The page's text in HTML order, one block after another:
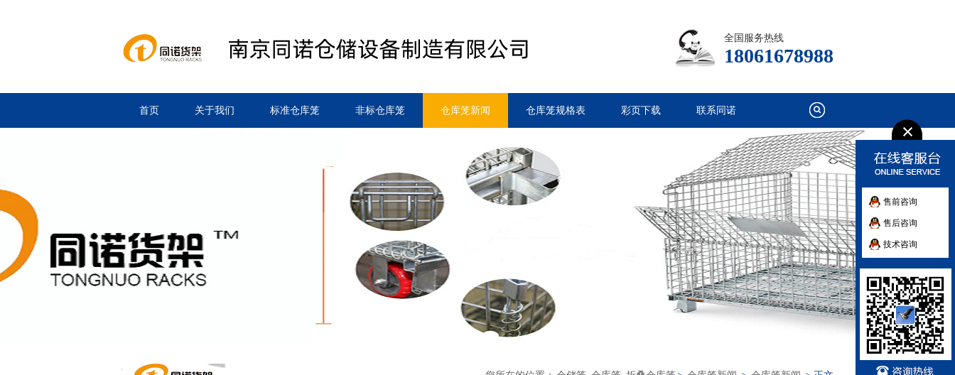
全国服务热线
18061678988
首页 关于我们 标准仓库笼 非标仓库笼 仓库笼新闻 仓库笼规格表 彩页下载 联系同诺
售前咨询
售后咨询
技术咨询